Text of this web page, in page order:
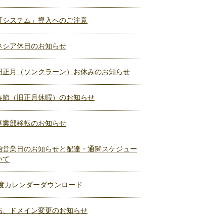
システム」導入へのご注意
シア休日のお知らせ
正月（ソンクラーン）お休みのお知らせ
節（旧正月休暇）のお知らせ
業部移転のお知らせ
営業日のお知らせと配達・通関スケジュー
て
カレンダーダウンロード
、ドメイン変更のお知らせ